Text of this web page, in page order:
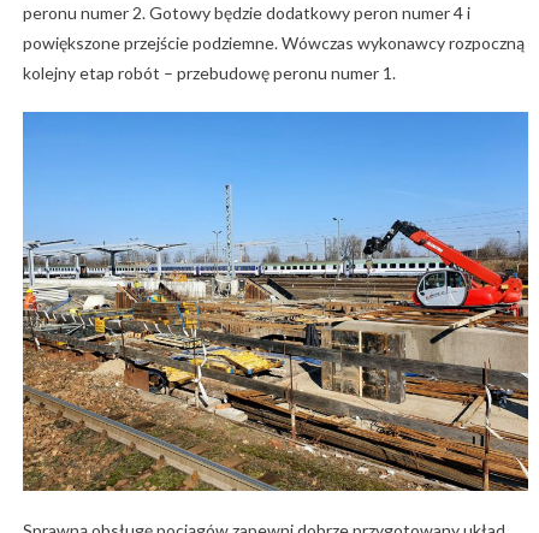
peronu numer 2. Gotowy będzie dodatkowy peron numer 4 i
powiększone przejście podziemne. Wówczas wykonawcy rozpoczną
kolejny etap robót – przebudowę peronu numer 1.